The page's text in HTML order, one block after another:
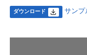
ダウンロード サンプ